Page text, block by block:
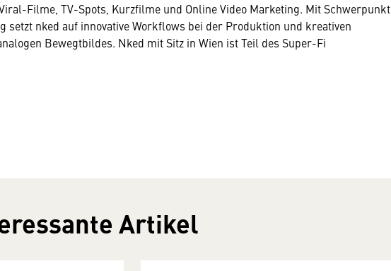
Filme, TV-Spots, Kurzfilme und Online Video Marketing. Mit Schwerpunkt
setzt nked auf innovative Workflows bei der Produktion und kreativen
Bewegtbildes. Nked mit Sitz in Wien ist Teil des Super-Fi
Artikel